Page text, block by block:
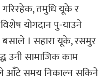
गरिरहेक, तमुधि यूके र
योगदान पु-याउने
बसाले । सहारा यूके, रसमुर
उनी सामाजिक काम
आँटे समय निकाल्न सकिने